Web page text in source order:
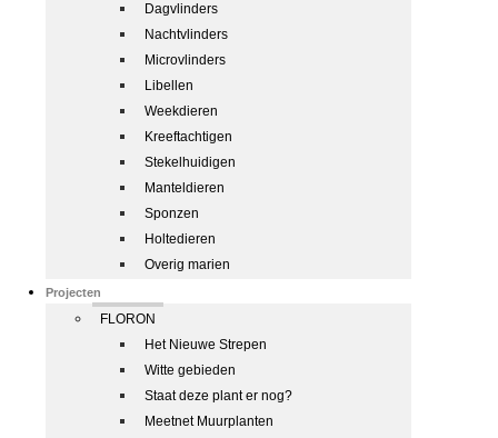
Dagvlinders
Nachtvlinders
Microvlinders
Libellen
Weekdieren
Kreeftachtigen
Stekelhuidigen
Manteldieren
Sponzen
Holtedieren
Overig marien
Projecten
FLORON
Het Nieuwe Strepen
Witte gebieden
Staat deze plant er nog?
Meetnet Muurplanten